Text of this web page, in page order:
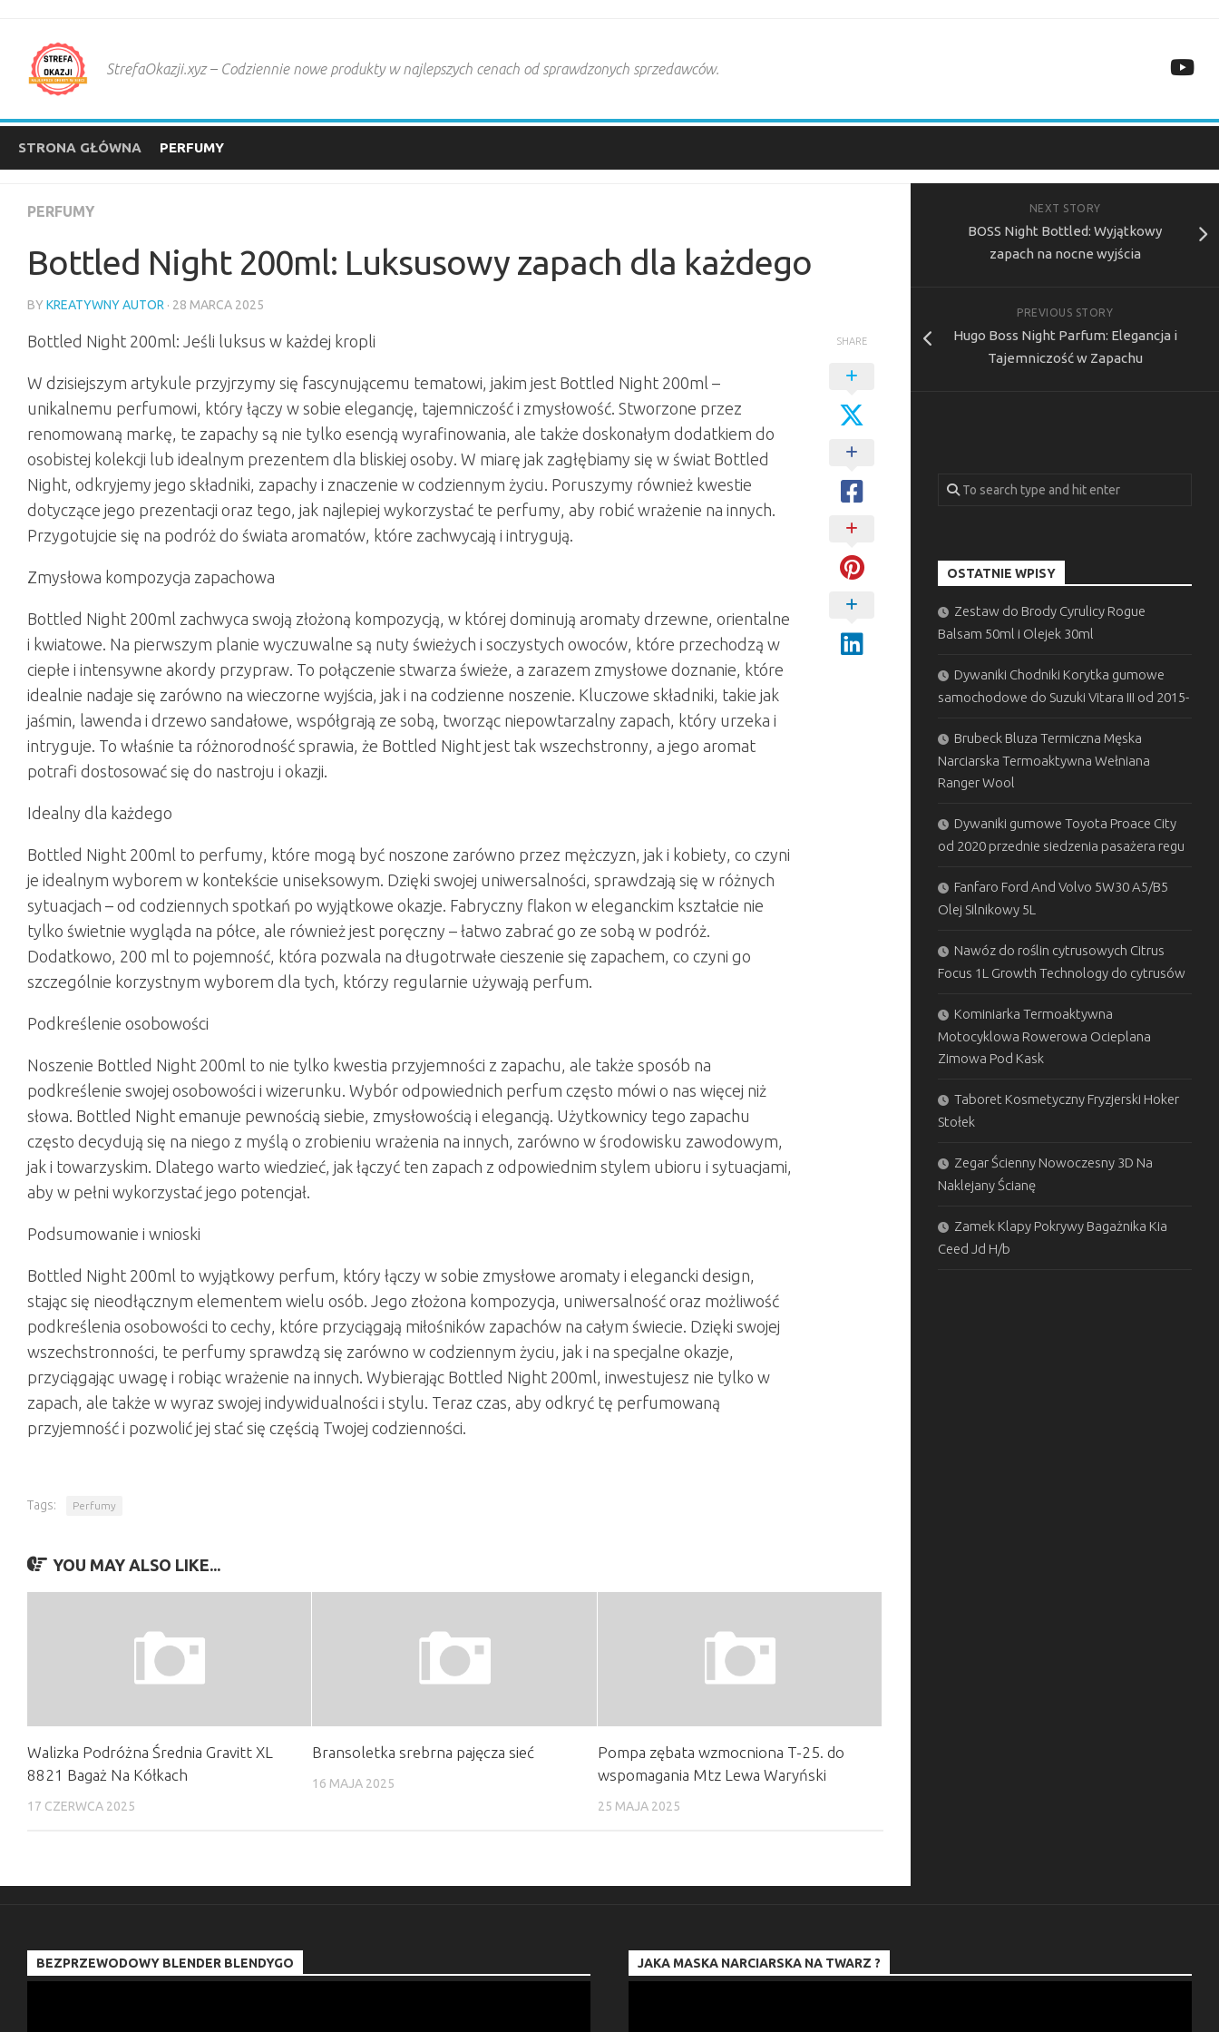
content
StrefaOkazji.xyz – Codziennie nowe produkty w najlepszych cenach od sprawdzonych sprzedawców.
STRONA GŁÓWNA PERFUMY
PERFUMY
Bottled Night 200ml: Luksusowy zapach dla każdego
BY KREATYWNY AUTOR · 28 MARCA 2025
Bottled Night 200ml: Jeśli luksus w każdej kropli
W dzisiejszym artykule przyjrzymy się fascynującemu tematowi, jakim jest Bottled Night 200ml –
unikalnemu perfumowi, który łączy w sobie elegancję, tajemniczość i zmysłowość. Stworzone przez
renomowaną markę, te zapachy są nie tylko esencją wyrafinowania, ale także doskonałym dodatkiem do
osobistej kolekcji lub idealnym prezentem dla bliskiej osoby. W miarę jak zagłębiamy się w świat Bottled
Night, odkryjemy jego składniki, zapachy i znaczenie w codziennym życiu. Poruszymy również kwestie
dotyczące jego prezentacji oraz tego, jak najlepiej wykorzystać te perfumy, aby robić wrażenie na innych.
Przygotujcie się na podróż do świata aromatów, które zachwycają i intrygują.
Zmysłowa kompozycja zapachowa
Bottled Night 200ml zachwyca swoją złożoną kompozycją, w której dominują aromaty drzewne, orientalne
i kwiatowe. Na pierwszym planie wyczuwalne są nuty świeżych i soczystych owoców, które przechodzą w
ciepłe i intensywne akordy przypraw. To połączenie stwarza świeże, a zarazem zmysłowe doznanie, które
idealnie nadaje się zarówno na wieczorne wyjścia, jak i na codzienne noszenie. Kluczowe składniki, takie jak
jaśmin, lawenda i drzewo sandałowe, współgrają ze sobą, tworząc niepowtarzalny zapach, który urzeka i
intryguje. To właśnie ta różnorodność sprawia, że Bottled Night jest tak wszechstronny, a jego aromat
potrafi dostosować się do nastroju i okazji.
Idealny dla każdego
Bottled Night 200ml to perfumy, które mogą być noszone zarówno przez mężczyzn, jak i kobiety, co czyni
je idealnym wyborem w kontekście uniseksowym. Dzięki swojej uniwersalności, sprawdzają się w różnych
sytuacjach – od codziennych spotkań po wyjątkowe okazje. Fabryczny flakon w eleganckim kształcie nie
tylko świetnie wygląda na półce, ale również jest poręczny – łatwo zabrać go ze sobą w podróż.
Dodatkowo, 200 ml to pojemność, która pozwala na długotrwałe cieszenie się zapachem, co czyni go
szczególnie korzystnym wyborem dla tych, którzy regularnie używają perfum.
Podkreślenie osobowości
Noszenie Bottled Night 200ml to nie tylko kwestia przyjemności z zapachu, ale także sposób na
podkreślenie swojej osobowości i wizerunku. Wybór odpowiednich perfum często mówi o nas więcej niż
słowa. Bottled Night emanuje pewnością siebie, zmysłowością i elegancją. Użytkownicy tego zapachu
często decydują się na niego z myślą o zrobieniu wrażenia na innych, zarówno w środowisku zawodowym,
jak i towarzyskim. Dlatego warto wiedzieć, jak łączyć ten zapach z odpowiednim stylem ubioru i sytuacjami,
aby w pełni wykorzystać jego potencjał.
Podsumowanie i wnioski
Bottled Night 200ml to wyjątkowy perfum, który łączy w sobie zmysłowe aromaty i elegancki design,
stając się nieodłącznym elementem wielu osób. Jego złożona kompozycja, uniwersalność oraz możliwość
podkreślenia osobowości to cechy, które przyciągają miłośników zapachów na całym świecie. Dzięki swojej
wszechstronności, te perfumy sprawdzą się zarówno w codziennym życiu, jak i na specjalne okazje,
przyciągając uwagę i robiąc wrażenie na innych. Wybierając Bottled Night 200ml, inwestujesz nie tylko w
zapach, ale także w wyraz swojej indywidualności i stylu. Teraz czas, aby odkryć tę perfumowaną
przyjemność i pozwolić jej stać się częścią Twojej codzienności.
SHARE
Tags: Perfumy
YOU MAY ALSO LIKE...
Walizka Podróżna Średnia Gravitt XL
8821 Bagaż Na Kółkach
17 CZERWCA 2025
Bransoletka srebrna pajęcza sieć
16 MAJA 2025
Pompa zębata wzmocniona T-25. do
wspomagania Mtz Lewa Waryński
25 MAJA 2025
NEXT STORY
BOSS Night Bottled: Wyjątkowy
zapach na nocne wyjścia
PREVIOUS STORY
Hugo Boss Night Parfum: Elegancja i
Tajemniczość w Zapachu
OSTATNIE WPISY
Zestaw do Brody Cyrulicy Rogue
Balsam 50ml i Olejek 30ml
Dywaniki Chodniki Korytka gumowe
samochodowe do Suzuki Vitara III od 2015-
Brubeck Bluza Termiczna Męska
Narciarska Termoaktywna Wełniana
Ranger Wool
Dywaniki gumowe Toyota Proace City
od 2020 przednie siedzenia pasażera regu
Fanfaro Ford And Volvo 5W30 A5/B5
Olej Silnikowy 5L
Nawóz do roślin cytrusowych Citrus
Focus 1L Growth Technology do cytrusów
Kominiarka Termoaktywna
Motocyklowa Rowerowa Ocieplana
Zimowa Pod Kask
Taboret Kosmetyczny Fryzjerski Hoker
Stołek
Zegar Ścienny Nowoczesny 3D Na
Naklejany Ścianę
Zamek Klapy Pokrywy Bagażnika Kia
Ceed Jd H/b
BEZPRZEWODOWY BLENDER BLENDYGO JAKA MASKA NARCIARSKA NA TWARZ ?